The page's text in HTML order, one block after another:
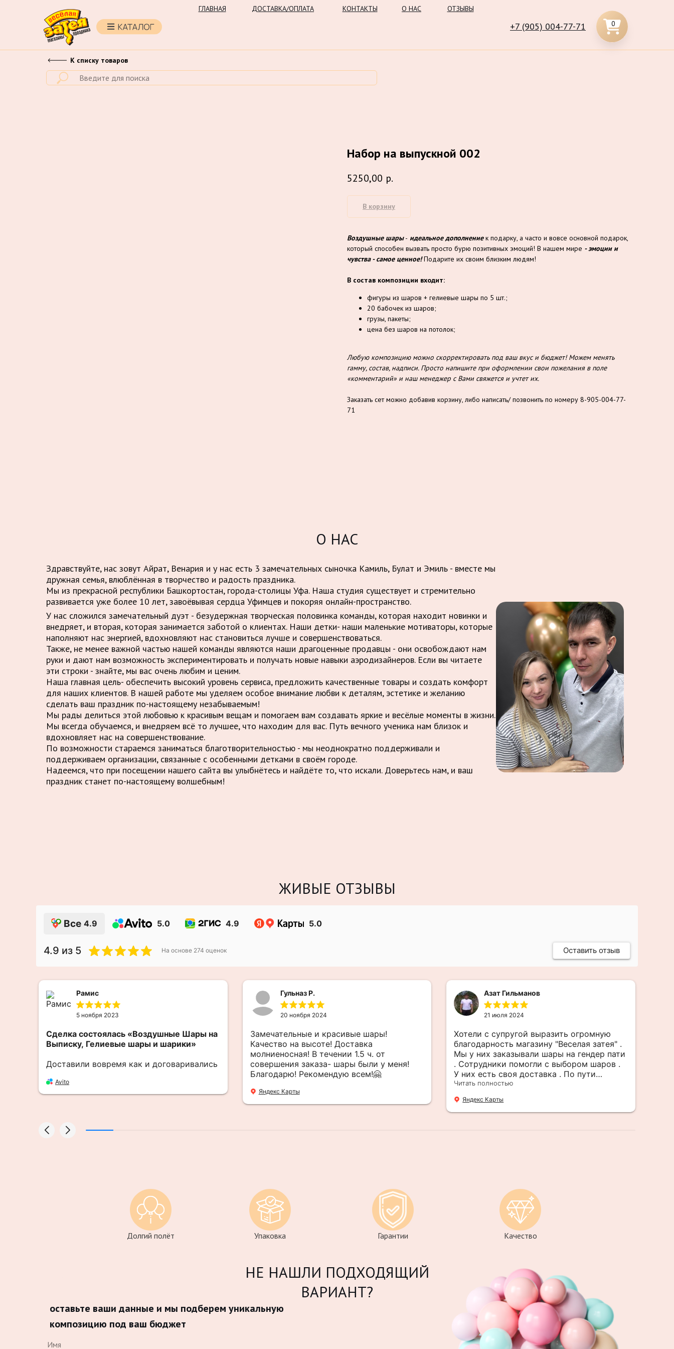
0
ДОСТАВКА/ОПЛАТА
ГЛАВНАЯ КОНТАКТЫ О НАС ОТЗЫВЫ
+7 (905) 004-77-71
К списку товаров
Набор на выпускной 002
5250,00 р.
В корзину
Воздушные шары- идеальное дополнениек подарку, а часто и вовсе основной подарок,
который способен вызвать просто бурю позитивных эмоций! В нашем мире - эмоции и
чувства - самое ценное!Подарите их своим близким людям!
В состав композиции входит:
фигуры из шаров + гелиевые шары по 5 шт.;
20 бабочек из шаров;
грузы, пакеты;
цена без шаров на потолок;
Любую композицию можно скорректировать под ваш вкус и бюджет! Можем менять
гамму, состав, надписи. Просто напишите при оформлении свои пожелания в поле
«комментарий» и наш менеджер с Вами свяжется и учтет их.
Заказать сет можно добавив корзину, либо написать/ позвонить по номеру 8-905-004-77-
71
О НАС
Здравствуйте, нас зовут Айрат, Венария и у нас есть 3 замечательных сыночка Камиль, Булат и Эмиль - вместе мы
дружная семья, влюблённая в творчество и радость праздника.
Мы из прекрасной республики Башкортостан, города-столицы Уфа. Наша студия существует и стремительно
развивается уже более 10 лет, завоёвывая сердца Уфимцев и покоряя онлайн-пространство.
У нас сложился замечательный дуэт - безудержная творческая половинка команды, которая находит новинки и
внедряет, и вторая, которая занимается заботой о клиентах. Наши детки- наши маленькие мотиваторы, которые
наполняют нас энергией, вдохновляют нас становиться лучше и совершенствоваться.
Также, не менее важной частью нашей команды являются наши драгоценные продавцы - они освобождают нам
руки и дают нам возможность экспериментировать и получать новые навыки аэродизайнеров. Если вы читаете
эти строки - знайте, мы вас очень любим и ценим.
Наша главная цель- обеспечить высокий уровень сервиса, предложить качественные товары и создать комфорт
для наших клиентов. В нашей работе мы уделяем особое внимание любви к деталям, эстетике и желанию
сделать ваш праздник по-настоящему незабываемым!
Мы рады делиться этой любовью к красивым вещам и помогаем вам создавать яркие и весёлые моменты в жизни.
Мы всегда обучаемся, и внедряем всё то лучшее, что находим для вас. Путь вечного ученика нам близок и
вдохновляет нас на совершенствование.
По возможности стараемся заниматься благотворительностью - мы неоднократно поддерживали и
поддерживаем организации, связанные с особенными детками в своём городе.
Надеемся, что при посещении нашего сайта вы улыбнётесь и найдёте то, что искали. Доверьтесь нам, и ваш
праздник станет по-настоящему волшебным!
ЖИВЫЕ ОТЗЫВЫ
Все 4.9 5.0 4.9 5.0
4.9 из 5 На основе 274 оценок Оставить отзыв
Рамис
5 ноября 2023
Сделка состоялась «Воздушные Шары на
Выписку, Гелиевые шары и шарики»
Доставили вовремя как и договаривались
Avito
Гульназ Р.
20 ноября 2024
Замечательные и красивые шары!
Качество на высоте! Доставка
молниеносная! В течении 1.5 ч. от
совершения заказа- шары были у меня!
Благодарю! Рекомендую всем!🤗
Яндекс Карты
Азат Гильманов
21 июля 2024
Хотели с супругой выразить огромную
благодарность магазину "Веселая затея" .
Мы у них заказывали шары на гендер пати
. Сотрудники помогли с выбором шаров .
У них есть своя доставка . По пути
забрали с другой точки торт , и в
адрес.
Читать полностью
Яндекс Карты
Долгий полёт Упаковка Гарантии Качество
оставьте ваши данные и мы подберем уникальную
композицию под ваш бюджет
НЕ НАШЛИ ПОДХОДЯЩИЙ
ВАРИАНТ?